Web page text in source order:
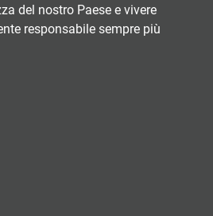
del nostro Paese e vivere
responsabile sempre più